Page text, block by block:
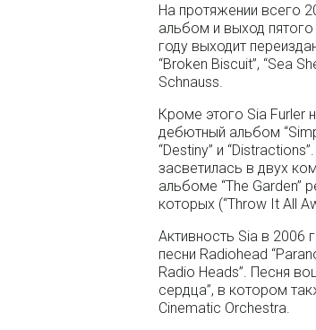
На протяжении всего
альбом и выход пятого
году выходит
“Broken Biscuit”, “Sea
Schnauss.
Кроме этого Sia Furler
дебютный альбом
“Destiny” и
засветилась в двух
альбоме “The Garden”
которых (“Throw It All
Активность Sia в 2006
песни Radiohead
Radio Heads”. Песня
сердца”, в котором
Cinematic Orchestra.